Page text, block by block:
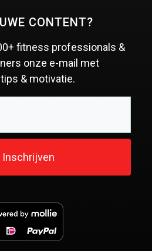
CONTENT?
fitness professionals &
onze e-mail met
& motivatie.
Inschrijven